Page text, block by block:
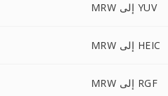
MRW إلى YUV
MRW إلى HEIC
MRW إلى RGF